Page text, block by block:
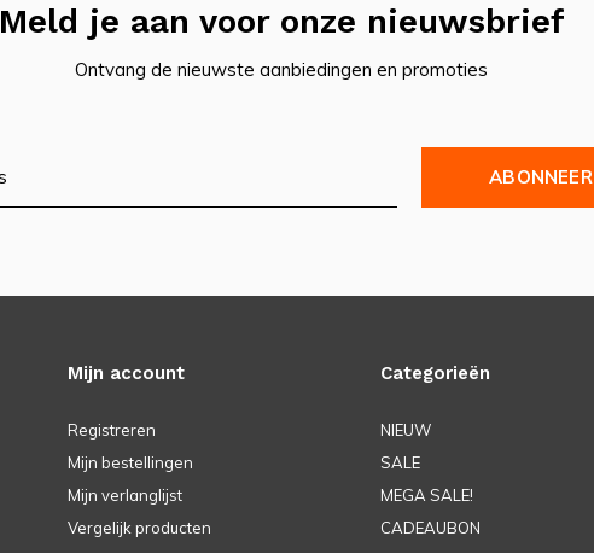
Meld je aan voor onze nieuwsbrief
Ontvang de nieuwste aanbiedingen en promoties
ABONNEER
Mijn account
Registreren
Mijn bestellingen
Mijn verlanglijst
Vergelijk producten
Categorieën
NIEUW
SALE
MEGA SALE!
CADEAUBON